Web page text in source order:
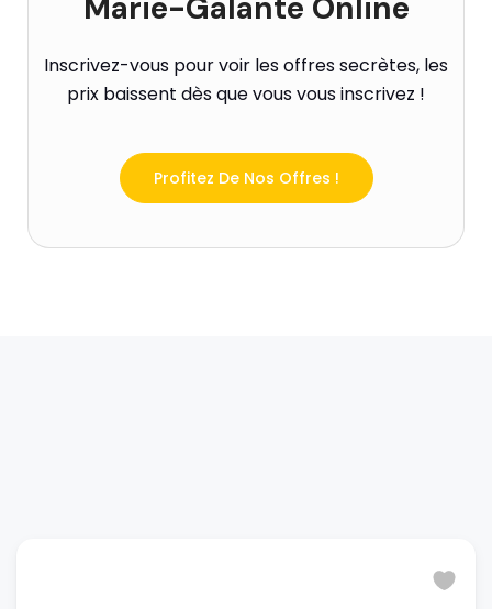
Marie-Galante Online
Inscrivez-vous pour voir les offres secrètes, les
prix baissent dès que vous vous inscrivez !
Profitez De Nos Offres !